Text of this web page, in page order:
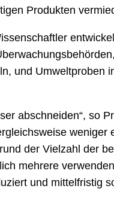
Produkten
und Umweltproben
abschneiden“, so
weniger
der Vielzahl der
mehrere
und mittelfristig